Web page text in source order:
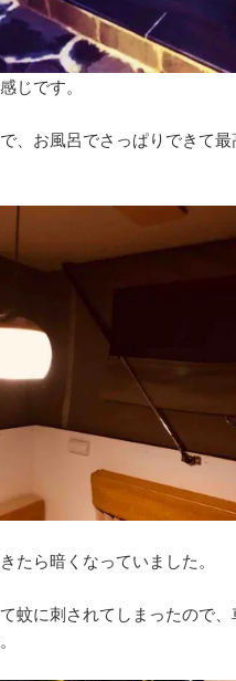
じです。
、お風呂でさっぱりできて最
たら暗くなっていました。
蚊に刺されてしまったので、